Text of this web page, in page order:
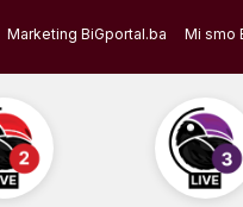
Marketing BiGportal.ba Mi smo